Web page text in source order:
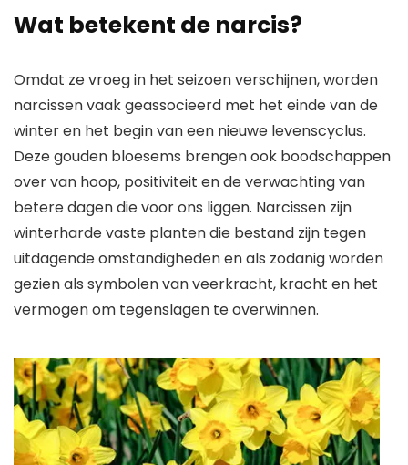
Wat betekent de narcis?
Omdat ze vroeg in het seizoen verschijnen, worden
narcissen vaak geassocieerd met het einde van de
winter en het begin van een nieuwe levenscyclus.
Deze gouden bloesems brengen ook boodschappen
over van hoop, positiviteit en de verwachting van
betere dagen die voor ons liggen. Narcissen zijn
winterharde vaste planten die bestand zijn tegen
uitdagende omstandigheden en als zodanig worden
gezien als symbolen van veerkracht, kracht en het
vermogen om tegenslagen te overwinnen.